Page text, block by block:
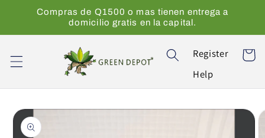
directamente
Compras de Q1500 o mas tienen entrega a
domicilio gratis en la capital.
Register
Help
Carrito
directamente
a la
información